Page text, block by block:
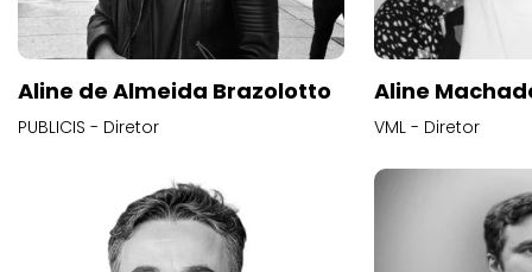
Aline de Almeida Brazolotto
PUBLICIS - Diretor
Aline
VML - Diretor